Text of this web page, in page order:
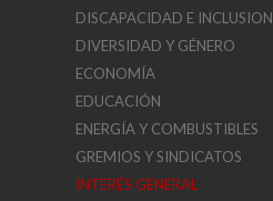
DISCAPACIDAD E INCLUSION
DIVERSIDAD Y GÉNERO
ECONOMÍA
EDUCACIÓN
ENERGÍA Y COMBUSTIBLES
GREMIOS Y SINDICATOS
INTERÉS GENERAL